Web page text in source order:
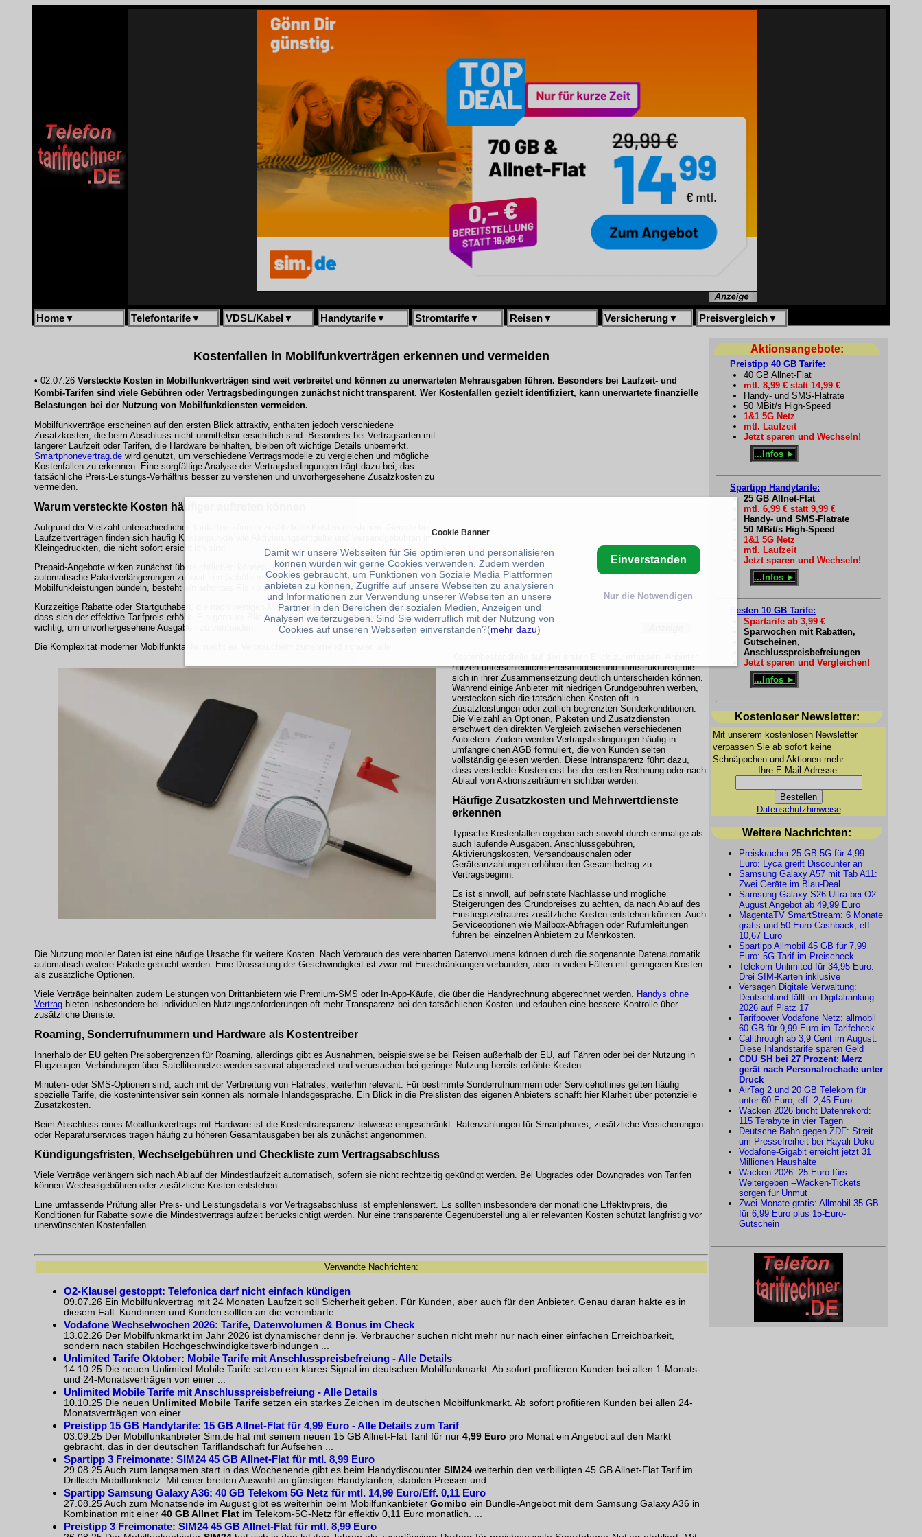
Home▼ Telefontarife▼ VDSL/Kabel ▼ Handytarife▼ Stromtarife▼ Reisen▼ Versicherung▼ Preisvergleich▼
Kostenfallen in Mobilfunkverträgen erkennen und vermeiden
• 02.07.26 Versteckte Kosten in Mobilfunkverträgen sind weit verbreitet und können zu unerwarteten Mehrausgaben führen. Besonders bei Laufzeit- und
Kombi-Tarifen sind viele Gebühren oder Vertragsbedingungen zunächst nicht transparent. Wer Kostenfallen gezielt identifiziert, kann unerwartete finanzielle
Belastungen bei der Nutzung von Mobilfunkdiensten vermeiden.
Mobilfunkverträge erscheinen auf den ersten Blick attraktiv, enthalten jedoch verschiedene
Zusatzkosten, die beim Abschluss nicht unmittelbar ersichtlich sind. Besonders bei Vertragsarten mit
längerer Laufzeit oder Tarifen, die Hardware beinhalten, bleiben oft wichtige Details unbemerkt.
Smartphonevertrag.de wird genutzt, um verschiedene Vertragsmodelle zu vergleichen und mögliche
Kostenfallen zu erkennen. Eine sorgfältige Analyse der Vertragsbedingungen trägt dazu bei, das
tatsächliche Preis-Leistungs-Verhältnis besser zu verstehen und unvorhergesehene Zusatzkosten zu
vermeiden.
Warum versteckte Kosten häufiger auftreten können
Aufgrund der Vielzahl unterschiedlicher Tarifarten können zusätzliche Kosten entstehen. Gerade bei
Laufzeitverträgen finden sich häufig Kostenpunkte wie Aktivierungsentgelte und Versandgebühren im
Kleingedruckten, die nicht sofort ersichtlich sind.
Prepaid-Angebote wirken zunächst übersichtlicher, können jedoch durch gebuchte Optionen oder
automatische Paketverlängerungen zu weiteren Gebühren führen. In Kombi-Tarifen, die Hardware und
Mobilfunkleistungen bündeln, besteht ein erhöhtes Risiko nicht eingeplanter Kosten.
Kurzzeitige Rabatte oder Startguthaben, die nach wenigen Monaten enden, führen ebenfalls dazu,
dass sich der effektive Tarifpreis erhöht. Ein genauer Blick auf alle Kostenbestandteile ist daher
wichtig, um unvorhergesehene Ausgaben zu vermeiden.
Die Komplexität moderner Mobilfunktarife macht es Verbrauchern zunehmend schwer, alle
nutzen unterschiedliche Preismodelle und Tarifstrukturen, die
sich in ihrer Zusammensetzung deutlich unterscheiden können.
Während einige Anbieter mit niedrigen Grundgebühren werben,
verstecken sich die tatsächlichen Kosten oft in
Zusatzleistungen oder zeitlich begrenzten Sonderkonditionen.
Die Vielzahl an Optionen, Paketen und Zusatzdiensten
erschwert den direkten Vergleich zwischen verschiedenen
Anbietern. Zudem werden Vertragsbedingungen häufig in
umfangreichen AGB formuliert, die von Kunden selten
vollständig gelesen werden. Diese Intransparenz führt dazu,
dass versteckte Kosten erst bei der ersten Rechnung oder nach
Ablauf von Aktionszeiträumen sichtbar werden.
Häufige Zusatzkosten und Mehrwertdienste
erkennen
Typische Kostenfallen ergeben sich sowohl durch einmalige als
auch laufende Ausgaben. Anschlussgebühren,
Aktivierungskosten, Versandpauschalen oder
Geräteanzahlungen erhöhen den Gesamtbetrag zu
Vertragsbeginn.
Es ist sinnvoll, auf befristete Nachlässe und mögliche
Steigerungen des Grundpreises zu achten, da nach Ablauf des
Einstiegszeitraums zusätzliche Kosten entstehen können. Auch
Serviceoptionen wie Mailbox-Abfragen oder Rufumleitungen
führen bei einzelnen Anbietern zu Mehrkosten.
Die Nutzung mobiler Daten ist eine häufige Ursache für weitere Kosten. Nach Verbrauch des vereinbarten Datenvolumens können durch die sogenannte Datenautomatik
automatisch weitere Pakete gebucht werden. Eine Drosselung der Geschwindigkeit ist zwar mit Einschränkungen verbunden, aber in vielen Fällen mit geringeren Kosten
als zusätzliche Optionen.
Viele Verträge beinhalten zudem Leistungen von Drittanbietern wie Premium-SMS oder In-App-Käufe, die über die Handyrechnung abgerechnet werden. Handys ohne
Vertrag bieten insbesondere bei individuellen Nutzungsanforderungen oft mehr Transparenz bei den tatsächlichen Kosten und erlauben eine bessere Kontrolle über
zusätzliche Dienste.
Roaming, Sonderrufnummern und Hardware als Kostentreiber
Innerhalb der EU gelten Preisobergrenzen für Roaming, allerdings gibt es Ausnahmen, beispielsweise bei Reisen außerhalb der EU, auf Fähren oder bei der Nutzung in
Flugzeugen. Verbindungen über Satellitennetze werden separat abgerechnet und verursachen bei geringer Nutzung bereits erhöhte Kosten.
Minuten- oder SMS-Optionen sind, auch mit der Verbreitung von Flatrates, weiterhin relevant. Für bestimmte Sonderrufnummern oder Servicehotlines gelten häufig
spezielle Tarife, die kostenintensiver sein können als normale Inlandsgespräche. Ein Blick in die Preislisten des eigenen Anbieters schafft hier Klarheit über potenzielle
Zusatzkosten.
Beim Abschluss eines Mobilfunkvertrags mit Hardware ist die Kostentransparenz teilweise eingeschränkt. Ratenzahlungen für Smartphones, zusätzliche Versicherungen
oder Reparaturservices tragen häufig zu höheren Gesamtausgaben bei als zunächst angenommen.
Kündigungsfristen, Wechselgebühren und Checkliste zum Vertragsabschluss
Viele Verträge verlängern sich nach Ablauf der Mindestlaufzeit automatisch, sofern sie nicht rechtzeitig gekündigt werden. Bei Upgrades oder Downgrades von Tarifen
können Wechselgebühren oder zusätzliche Kosten entstehen.
Eine umfassende Prüfung aller Preis- und Leistungsdetails vor Vertragsabschluss ist empfehlenswert. Es sollten insbesondere der monatliche Effektivpreis, die
Konditionen für Rabatte sowie die Mindestvertragslaufzeit berücksichtigt werden. Nur eine transparente Gegenüberstellung aller relevanten Kosten schützt langfristig vor
unerwünschten Kostenfallen.
Verwandte Nachrichten:
O2-Klausel gestoppt: Telefonica darf nicht einfach kündigen
09.07.26 Ein Mobilfunkvertrag mit 24 Monaten Laufzeit soll Sicherheit geben. Für Kunden, aber auch für den Anbieter. Genau daran hakte es in
diesem Fall. Kundinnen und Kunden sollten an die vereinbarte ...
Vodafone Wechselwochen 2026: Tarife, Datenvolumen & Bonus im Check
13.02.26 Der Mobilfunkmarkt im Jahr 2026 ist dynamischer denn je. Verbraucher suchen nicht mehr nur nach einer einfachen Erreichbarkeit,
sondern nach stabilen Hochgeschwindigkeitsverbindungen ...
Unlimited Tarife Oktober: Mobile Tarife mit Anschlusspreisbefreiung - Alle Details
14.10.25 Die neuen Unlimited Mobile Tarife setzen ein klares Signal im deutschen Mobilfunkmarkt. Ab sofort profitieren Kunden bei allen 1-Monats-
und 24-Monatsverträgen von einer ...
Unlimited Mobile Tarife mit Anschlusspreisbefreiung - Alle Details
10.10.25 Die neuen Unlimited Mobile Tarife setzen ein starkes Zeichen im deutschen Mobilfunkmarkt. Ab sofort profitieren Kunden bei allen 24-
Monatsverträgen von einer ...
Preistipp 15 GB Handytarife: 15 GB Allnet-Flat für 4,99 Euro - Alle Details zum Tarif
03.09.25 Der Mobilfunkanbieter Sim.de hat mit seinem neuen 15 GB Allnet-Flat Tarif für nur 4,99 Euro pro Monat ein Angebot auf den Markt
gebracht, das in der deutschen Tariflandschaft für Aufsehen ...
Spartipp 3 Freimonate: SIM24 45 GB Allnet-Flat für mtl. 8,99 Euro
29.08.25 Auch zum langsamen start in das Wochenende gibt es beim Handydiscounter SIM24 weiterhin den verbilligten 45 GB Allnet-Flat Tarif im
Drillisch Mobilfunknetz. Mit einer breiten Auswahl an günstigen Handytarifen, stabilen Preisen und ...
Spartipp Samsung Galaxy A36: 40 GB Telekom 5G Netz für mtl. 14,99 Euro/Eff. 0,11 Euro
27.08.25 Auch zum Monatsende im August gibt es weiterhin beim Mobilfunkanbieter Gomibo ein Bundle-Angebot mit dem Samsung Galaxy A36 in
Kombination mit einer 40 GB Allnet Flat im Telekom-5G-Netz für effektiv 0,11 Euro monatlich. ...
Preistipp 3 Freimonate: SIM24 45 GB Allnet-Flat für mtl. 8,99 Euro
Aktionsangebote:
Preistipp 40 GB Tarife:
40 GB Allnet-Flat
mtl. 8,99 € statt 14,99 €
Handy- und SMS-Flatrate
50 MBit/s High-Speed
1&1 5G Netz
mtl. Laufzeit
Jetzt sparen und Wechseln!
...Infos ►
Spartipp Handytarife:
25 GB Allnet-Flat
mtl. 6,99 € statt 9,99 €
Handy- und SMS-Flatrate
50 MBit/s High-Speed
1&1 5G Netz
mtl. Laufzeit
Jetzt sparen und Wechseln!
...Infos ►
Besten 10 GB Tarife:
Spartarife ab 3,99 €
Sparwochen mit Rabatten,
Gutscheinen,
Anschlusspreisbefreiungen
Jetzt sparen und Vergleichen!
...Infos ►
Kostenloser Newsletter:
Mit unserem kostenlosen Newsletter
verpassen Sie ab sofort keine
Schnäppchen und Aktionen mehr.
Ihre E-Mail-Adresse:
Datenschutzhinweise
Weitere Nachrichten:
Preiskracher 25 GB 5G für 4,99
Euro: Lyca greift Discounter an
Samsung Galaxy A57 mit Tab A11:
Zwei Geräte im Blau-Deal
Samsung Galaxy S26 Ultra bei O2:
August Angebot ab 49,99 Euro
MagentaTV SmartStream: 6 Monate
gratis und 50 Euro Cashback, eff.
10,67 Euro
Spartipp Allmobil 45 GB für 7,99
Euro: 5G-Tarif im Preischeck
Telekom Unlimited für 34,95 Euro:
Drei SIM-Karten inklusive
Versagen Digitale Verwaltung:
Deutschland fällt im Digitalranking
2026 auf Platz 17
Tarifpower Vodafone Netz: allmobil
60 GB für 9,99 Euro im Tarifcheck
Callthrough ab 3,9 Cent im August:
Diese Inlandstarife sparen Geld
CDU SH bei 27 Prozent: Merz
gerät nach Personalrochade unter
Druck
AirTag 2 und 20 GB Telekom für
unter 60 Euro, eff. 2,45 Euro
Wacken 2026 bricht Datenrekord:
115 Terabyte in vier Tagen
Deutsche Bahn gegen ZDF: Streit
um Pressefreiheit bei Hayali-Doku
Vodafone-Gigabit erreicht jetzt 31
Millionen Haushalte
Wacken 2026: 25 Euro fürs
Weitergeben --Wacken-Tickets
sorgen für Unmut
Zwei Monate gratis: Allmobil 35 GB
für 6,99 Euro plus 15-Euro-
Gutschein
Cookie Banner
Damit wir unsere Webseiten für Sie optimieren und personalisieren
können würden wir gerne Cookies verwenden. Zudem werden
Cookies gebraucht, um Funktionen von Soziale Media Plattformen
anbieten zu können, Zugriffe auf unsere Webseiten zu analysieren
und Informationen zur Verwendung unserer Webseiten an unsere
Partner in den Bereichen der sozialen Medien, Anzeigen und
Analysen weiterzugeben. Sind Sie widerruflich mit der Nutzung von
Cookies auf unseren Webseiten einverstanden?(mehr dazu)
Einverstanden
Nur die Notwendigen